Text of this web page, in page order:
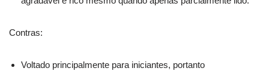
Contras:
Voltado principalmente para iniciantes, portanto